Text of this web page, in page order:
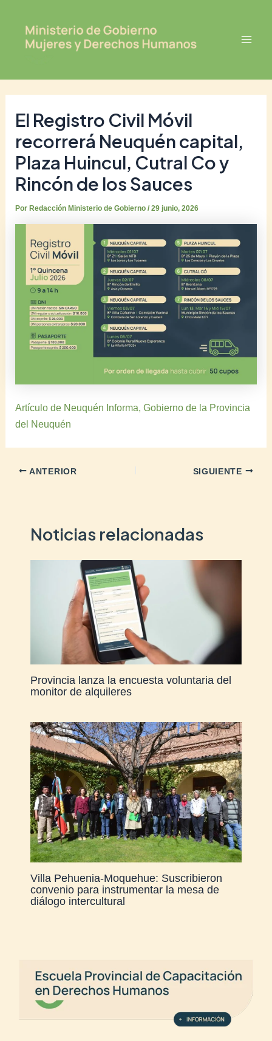
contenido
El Registro Civil Móvil
recorrerá Neuquén capital,
Plaza Huincul, Cutral Co y
Rincón de los Sauces
Por Redacción Ministerio de Gobierno/29 junio, 2026
Artículo de Neuquén Informa, Gobierno de la Provincia
del Neuquén
navigation
ANTERIOR SIGUIENTE
Noticias relacionadas
Provincia lanza la encuesta voluntaria del
monitor de alquileres
Villa Pehuenia-Moquehue: Suscribieron
convenio para instrumentar la mesa de
diálogo intercultural